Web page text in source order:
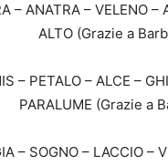
– ANATRA – VELENO –
ALTO (Grazie a
– PETALO – ALCE –
PARALUME (Grazie a
– SOGNO – LACCIO –